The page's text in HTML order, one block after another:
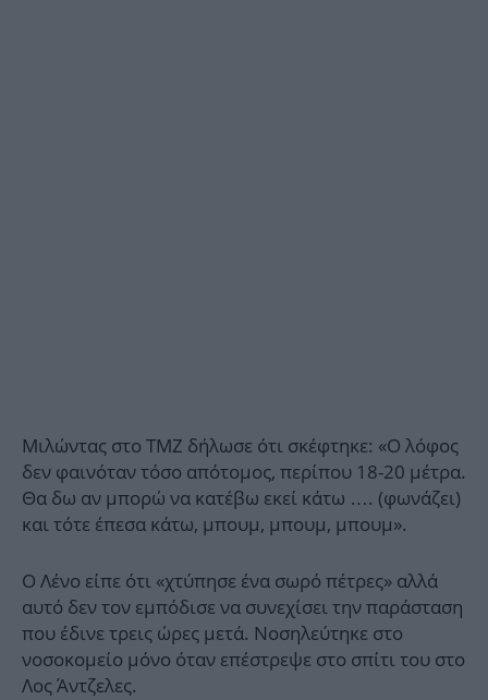
Μιλώντας στο TMZ δήλωσε ότι σκέφτηκε: «Ο λόφος
δεν φαινόταν τόσο απότομος, περίπου 18-20 μέτρα.
Θα δω αν μπορώ να κατέβω εκεί κάτω …. (φωνάζει)
και τότε έπεσα κάτω, μπουμ, μπουμ, μπουμ».
Ο Λένο είπε ότι «χτύπησε ένα σωρό πέτρες» αλλά
αυτό δεν τον εμπόδισε να συνεχίσει την παράσταση
που έδινε τρεις ώρες μετά. Νοσηλεύτηκε στο
νοσοκομείο μόνο όταν επέστρεψε στο σπίτι του στο
Λος Άντζελες.